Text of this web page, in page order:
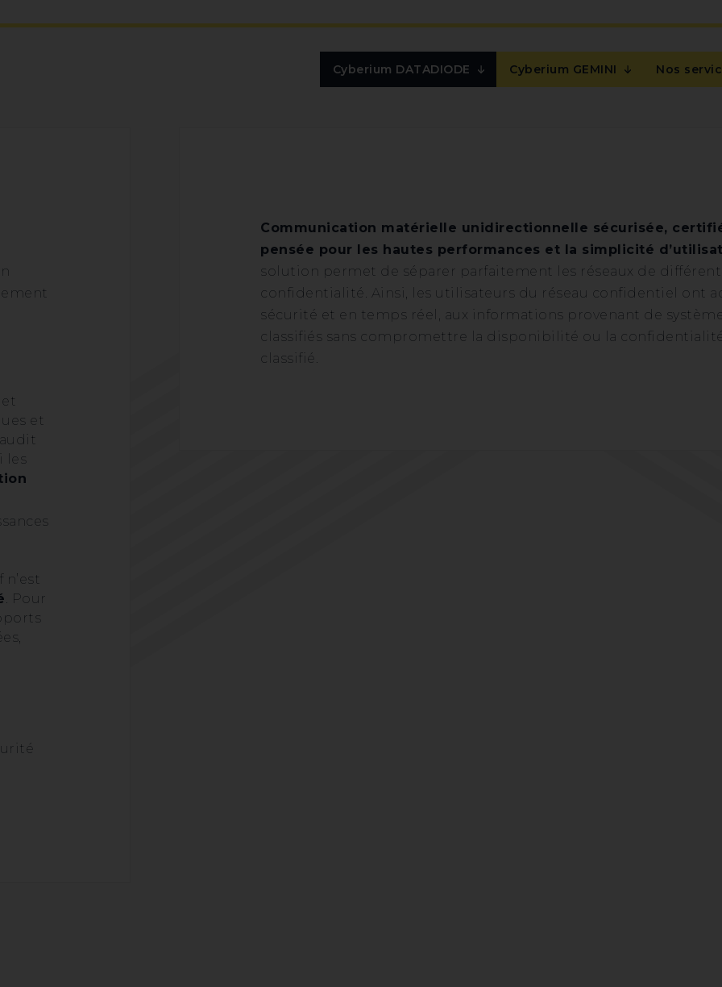
Cyberium DATADIODE Cyberium GEMINI Nos
et
les
. Pour
Communication matérielle unidirectionnelle sécurisée,
pensée pour les hautes performances et la simplicité
solution permet de séparer parfaitement les réseaux de
confidentialité. Ainsi, les utilisateurs du réseau confidentiel ont
sécurité et en temps réel, aux informations provenant de
classifiés sans compromettre la disponibilité ou la
classifié.